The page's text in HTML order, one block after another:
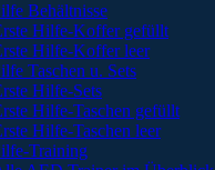
Behältnisse
Hilfe-Koffer gefüllt
Hilfe-Koffer leer
Taschen u. Sets
Hilfe-Sets
Hilfe-Taschen gefüllt
Hilfe-Taschen leer
Training